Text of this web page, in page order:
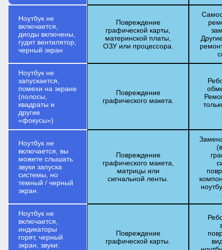
Ноутбук не
включается,
диоды включены,
гудит вентилятор,
черный экран
Повреждение
графической карты,
материнской платы,
ОЗУ или процессора.
Ноутбук не
запускается,
помехи на экране
(полосы,
квадраты и
другие
«фокусы»)
Повреждение
графического макета.
Ноутбук не
включается, вы
можете слышать
звуки запуска
системы, но
темный / черный
экран.
Повреждение
графического макета,
матрицы или
сигнальной ленты.
Ноутбук не
включается,
индикаторы
горят, черный
экран, звуки:
Повреждение
графической карты.